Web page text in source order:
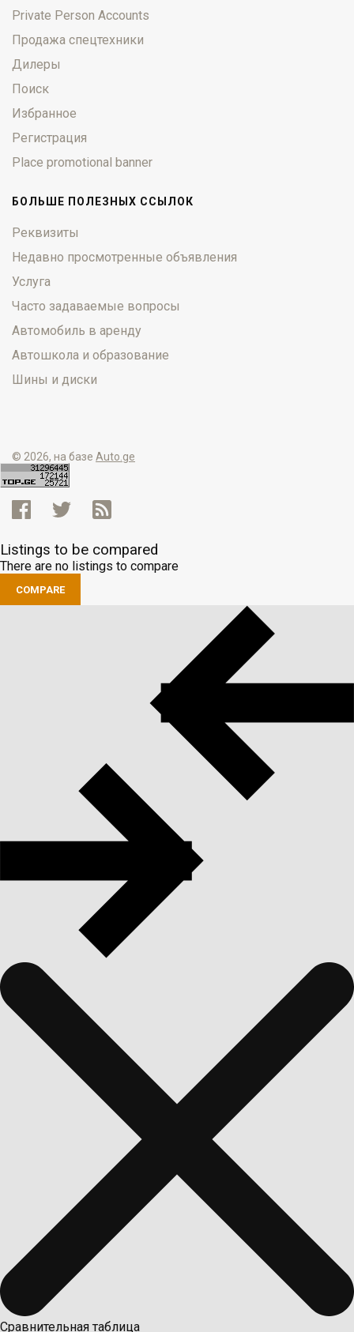
Private Person Accounts
Продажа спецтехники
Дилеры
Поиск
Избранное
Регистрация
Place promotional banner
БОЛЬШЕ ПОЛЕЗНЫХ ССЫЛОК
Реквизиты
Недавно просмотренные объявления
Услуга
Часто задаваемые вопросы
Автомобиль в аренду
Автошкола и образование
Шины и диски
© 2026, на базе Auto.ge
Listings to be compared
There are no listings to compare
COMPARE
Сравнительная таблица